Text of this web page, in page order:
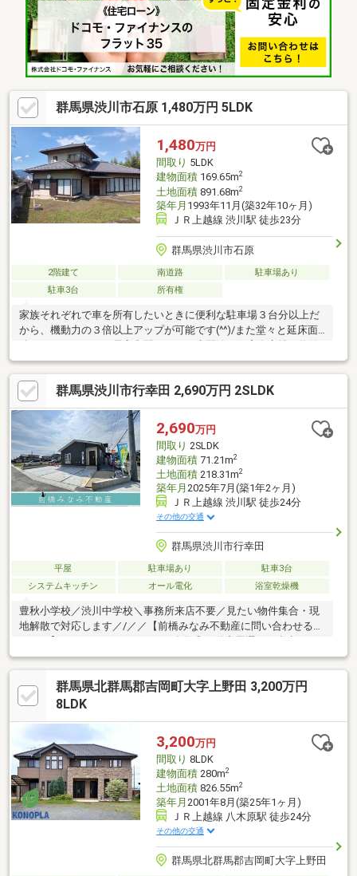
『きつね隊』・『ゴリラ隊』という無料かけつけサービスの仕組
みが、整っています♪／住んでからのお家トラブル、緊急対応も承
っております♪お家のこと、すべて木ノ葉プランニングにお任せく
ださい＾＾
群馬県渋川市石原 1,480万円 5LDK
1,480万円
間取り 5LDK
建物面積169.65m2
土地面積891.68m2
築年月 1993年11月(築32年10ヶ月)
ＪＲ上越線 渋川駅 徒歩23分
群馬県渋川市石原
2階建て 南道路
駐車場あり
駐車3台
所有権
家族それぞれで車を所有したいときに便利な駐車場３台分以上だ
から、機動力の３倍以上アップが可能です(^^)/また堂々と延床面
だから、騒々しい街の喧噪から離れて生活できます☆ちなみに小
鳥が奏でる庭のある住まいです♪家族の物語が生まれる５ＬＤＫ。
是非見学にお越しください(#^^#)
群馬県渋川市行幸田 2,690万円 2SLDK
2,690万円
間取り 2SLDK
建物面積71.21m2
土地面積218.31m2
築年月 2025年7月(築1年2ヶ月)
ＪＲ上越線 渋川駅 徒歩24分
その他の交通
群馬県渋川市行幸田
平屋 駐車場あり
駐車3台
システムキッチン
オール電化 浴室乾燥機
豊秋小学校／渋川中学校＼事務所来店不要／見たい物件集合・現
地解散で対応します／/／／【前橋みなみ不動産に問い合わせるメ
女性目線・男性目線どちらもの意見を反映しやすい■担当者が転
勤や転職で変わってしまう心配なし◎■少数精鋭だから個人情報
が多くの人に知られる心配なし◎■同じ物件を何度見ても嫌がり
ません／■私たちはお客様への無理な営業活動を嫌います。（期
下さい）■宅地建物取引士、住宅ローンアドバイザー、FPの資格
経験を活かしたご提案を心掛けます！＼＼＼
群馬県北群馬郡吉岡町大字上野田 3,200万円
8LDK
3,200万円
間取り 8LDK
建物面積280m2
土地面積826.55m2
築年月 2001年8月(築25年1ヶ月)
ＪＲ上越線 八木原駅 徒歩24分
その他の交通
群馬県北群馬郡吉岡町大字上野田